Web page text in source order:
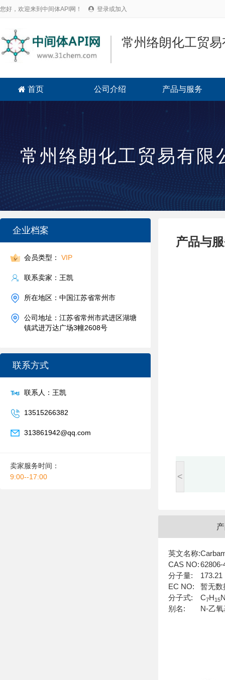
您好，欢迎来到中间体API网！  登录或加入
常州络朗化工贸
 首页 公司介绍 产品与服务
常州络朗化工贸易有限
企业档案
会员类型： VIP
联系卖家：王凯
所在地区：中国江苏省常州市
公司地址：江苏省常州市武进区湖塘
镇武进万达广场3幢2608号
联系方式
联系人：王凯
13515266382
313861942@qq.com
卖家服务时间：
9:00--17:00
产品与
<
英文名称:
CAS NO:62806-
分子量:
173.21
EC NO:
暂无数
分子式:
C7H15
别名:
N-乙